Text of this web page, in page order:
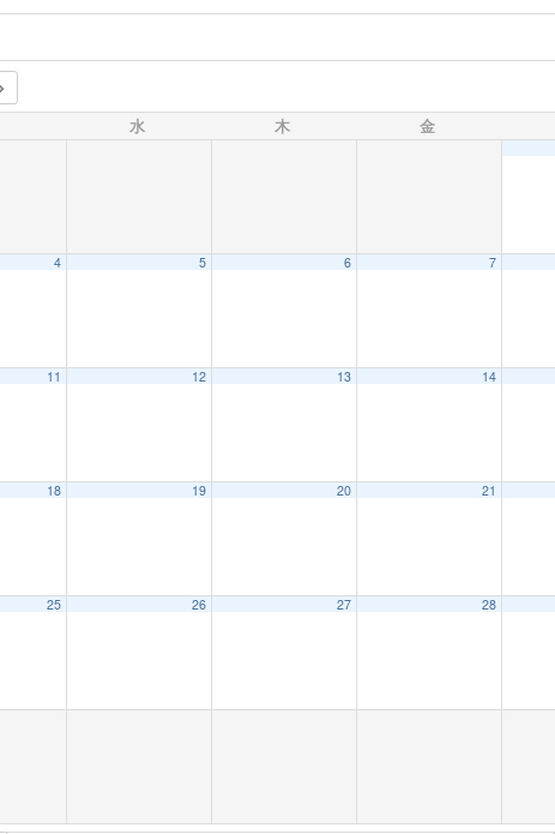
水 木 金
4 5 6 7
11 12 13 14
18 19 20 21
25 26 27 28